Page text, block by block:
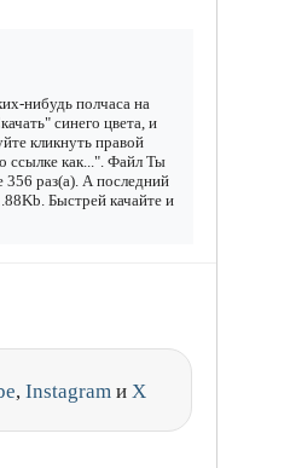
нибудь полчаса на
синего цвета, и
кликнуть правой
ссылке как...". Файл Ты
раз(а). А последний
Быстрей качайте и
, Instagram и X